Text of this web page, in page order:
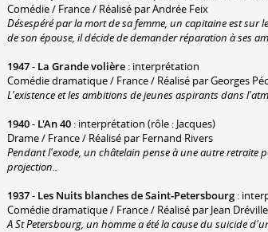
Comédie / France / Réalisé par Andrée Feix
Désespéré par la mort de sa femme, un capitaine est
de son épouse, il décide de demander réparation à ses
1947- La Grande volière : interprétation
Comédie dramatique / France / Réalisé par Georges
L'existence et les ambitions de jeunes aspirants dans
1940- L'An 40 : interprétation (rôle : Jacques)
Drame / France / Réalisé par Fernand Rivers
Pendant l'exode, un châtelain pense à une autre retraite
projection..
1937- Les Nuits blanches de Saint-Petersbourg :
Comédie dramatique / France / Réalisé par Jean Dréville
A St Petersbourg, un homme a été la cause du suicide